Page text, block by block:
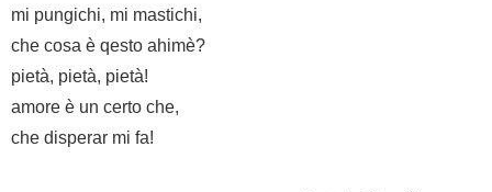
mi pungichi, mi mastichi,
che cosa è qesto ahimè?
pietà, pietà, pietà!
amore è un certo che,
che disperar mi fa!